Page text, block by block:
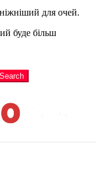
для очей.
буде більш
Search